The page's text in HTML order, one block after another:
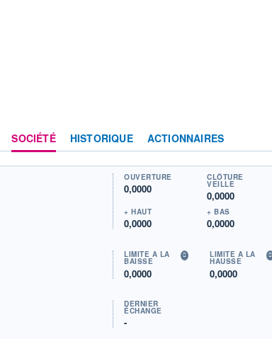
SOCIÉTÉ HISTORIQUE ACTIONNAIRES
OUVERTURE
0,0000
CLÔTURE
VEILLE
0,0000
+ HAUT
0,0000
+ BAS
0,0000
LIMITE À LA
BAISSE
0,0000
LIMITE À LA
HAUSSE
0,0000
DERNIER
ÉCHANGE
-